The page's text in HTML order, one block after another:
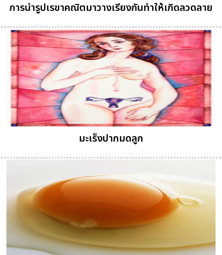
การนำรูปเรขาคณิตมาวางเรียงกันทำให้เกิดลวดลาย
มะเร็งปากมดลูก